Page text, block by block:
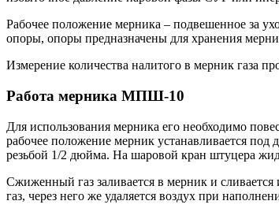
Рабочее положение мерника – подвешенное за
опоры, опоры предназначены для хранения
Измерение количества налитого в мерник газа
Работа мерника МПШ-10
Для использования мерника его необходимо
рабочее положение мерник устанавливается
резьбой 1/2 дюйма. На шаровой кран штуцера
Сжиженный газ заливается в мерник и
газ, через него же удаляется воздух при